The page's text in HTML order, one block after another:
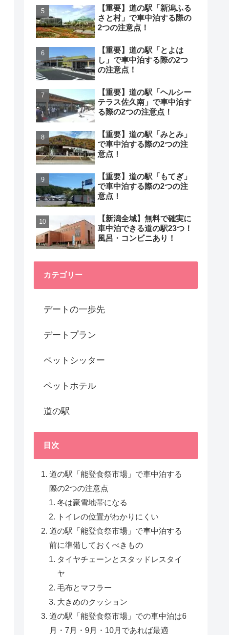
【重要】道の駅「新潟ふる
さと村」で車中泊する際の
2つの注意点！
【重要】道の駅「とよは
し」で車中泊する際の2つ
の注意点！
【重要】道の駅「ヘルシー
テラス佐久南」で車中泊す
る際の2つの注意点！
【重要】道の駅「みとみ」
で車中泊する際の2つの注
意点！
【重要】道の駅「もてぎ」
で車中泊する際の2つの注
意点！
【新潟全域】無料で確実に
車中泊できる道の駅23つ！
風呂・コンビニあり！
カテゴリー
デートの一歩先
デートプラン
ペットシッター
ペットホテル
道の駅
目次
道の駅「能登食祭市場」で車中泊する
際の2つの注意点
冬は豪雪地帯になる
トイレの位置がわかりにくい
道の駅「能登食祭市場」で車中泊する
前に準備しておくべきもの
タイヤチェーンとスタッドレスタイ
ヤ
毛布とマフラー
大きめのクッション
道の駅「能登食祭市場」での車中泊は6
月・7月・9月・10月であれば最適